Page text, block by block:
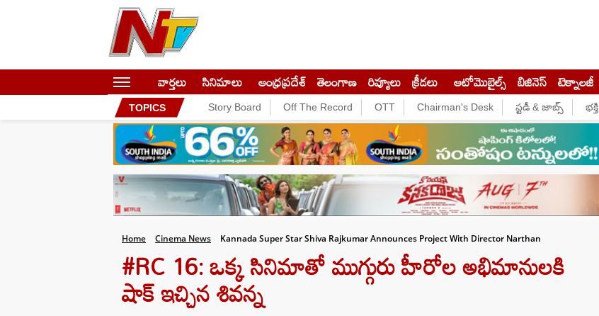
వార్తలు సినిమాలు ఆంధ్రప్రదేశ్ తెలంగాణ రివ్యూలు క్రీడలు ఆటోమొబైల్స్ బిజినెస్‌ టెక్నాలజీ
TOPICS Story Board Off The Record OTT Chairman's Desk స్టడీ & జాబ్స్ భక్తి
Home Cinema News Kannada Super Star Shiva Rajkumar Announces Project With Director Narthan
#RC 16: ఒక్క సినిమాతో ముగ్గురు హీరోల అభిమానులకి
షాక్ ఇచ్చిన శివన్న